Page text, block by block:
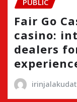
PUBLIC
Fair Go
casino:
dealers